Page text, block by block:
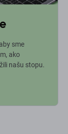
sme
ako
našu stopu.